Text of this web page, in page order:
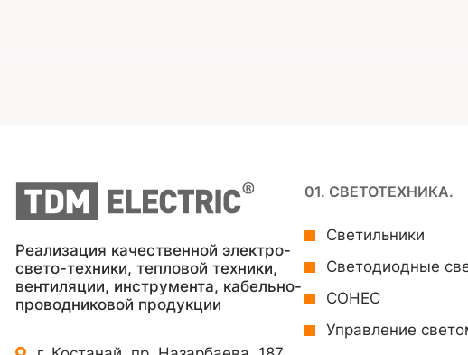
Реализация качественной электро-
свето-техники, тепловой техники,
вентиляции, инструмента, кабельно-
проводниковой продукции
01. СВЕТОТЕХНИКА.
Светильники
Светодиодные
СОНЕС
Управление